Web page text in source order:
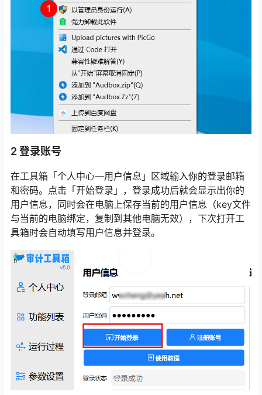
2 登录账号
在工具箱「个人中心—用户信息」区域输入你的登录邮箱
和密码。点击「开始登录」，登录成功后就会显示出你的
用户信息，同时会在电脑上保存当前的用户信息（key文件
与当前的电脑绑定，复制到其他电脑无效），下次打开工
具箱时会自动填写用户信息并登录。